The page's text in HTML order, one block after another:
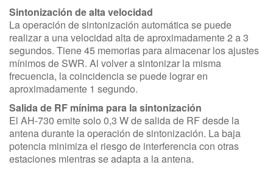
Sintonización de alta velocidad
La operación de sintonización automática se puede
realizar a una velocidad alta de aproximadamente 2 a 3
segundos. Tiene 45 memorias para almacenar los ajustes
mínimos de SWR. Al volver a sintonizar la misma
frecuencia, la coincidencia se puede lograr en
aproximadamente 1 segundo.
Salida de RF mínima para la sintonización
El AH-730 emite solo 0,3 W de salida de RF desde la
antena durante la operación de sintonización. La baja
potencia minimiza el riesgo de interferencia con otras
estaciones mientras se adapta a la antena.